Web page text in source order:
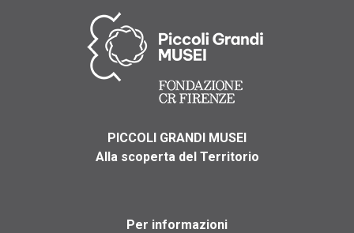
PICCOLI GRANDI MUSEI
Alla scoperta del Territorio
Per informazioni